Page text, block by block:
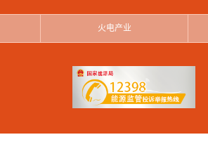
火电产业